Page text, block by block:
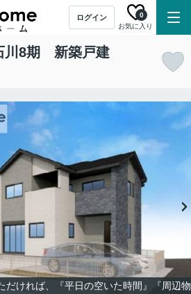
ログイン
お気に入り
0
川8期 新築戸建
だければ、『平日の空いた時間』『周辺物